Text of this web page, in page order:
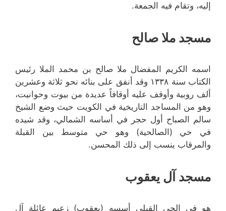
إليه، وتقام فيه الجمعة.
مسجد ملا صالح
اسمه الكريم المفضال ملا صالح بن محمد الملا رئيس
الكتاب سنة ۱۳۳۸ وقد أنفق على بنائه نحو ثلاثة وعشرين
ألف روبية وأوقف عليه أوقافاً عديدة من بيوت وحوانيت،
وهو من المساجد التاريخية في الكويت حيث وضع الشيخ
سالم الصباح أول حجر في أساسه الشمالي، وقد شيده
في حي (الصالحية) وهو حي متوسط بين القبلة
والمرقاب ينسب إلى ذلك المحسن.
مسجد آل يعقوب
هو في الحي القبلي أسسه (يعقوب) زعيم عائلة آل